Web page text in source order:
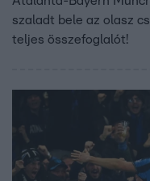
szaladt bele az olasz
teljes összefoglalót!